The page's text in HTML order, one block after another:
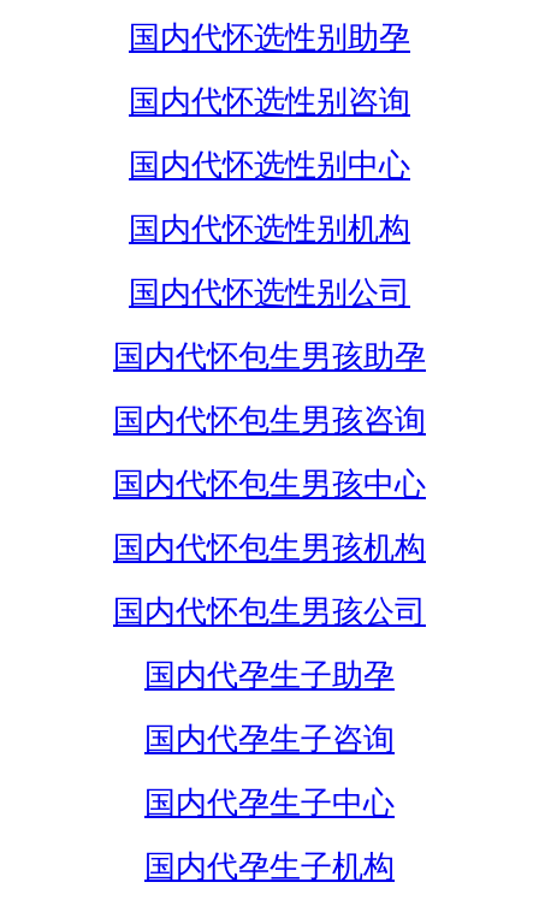
国内代怀选性别助孕
国内代怀选性别咨询
国内代怀选性别中心
国内代怀选性别机构
国内代怀选性别公司
国内代怀包生男孩助孕
国内代怀包生男孩咨询
国内代怀包生男孩中心
国内代怀包生男孩机构
国内代怀包生男孩公司
国内代孕生子助孕
国内代孕生子咨询
国内代孕生子中心
国内代孕生子机构